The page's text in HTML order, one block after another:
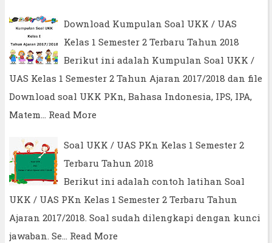
Download Kumpulan Soal UKK / UAS
Kelas 1 Semester 2 Terbaru Tahun 2018
Berikut ini adalah Kumpulan Soal UKK /
UAS Kelas 1 Semester 2 Tahun Ajaran 2017/2018 dan file
Download soal UKK PKn, Bahasa Indonesia, IPS, IPA,
Matem… Read More
Soal UKK / UAS PKn Kelas 1 Semester 2
Terbaru Tahun 2018
Berikut ini adalah contoh latihan Soal
UKK / UAS PKn Kelas 1 Semester 2 Terbaru Tahun
Ajaran 2017/2018. Soal sudah dilengkapi dengan kunci
jawaban. Se… Read More